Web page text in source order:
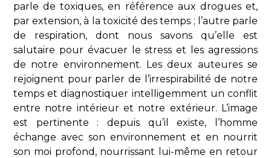
parle de toxiques, en référence aux drogues et,
par extension, à la toxicité des temps ; l’autre parle
de respiration, dont nous savons qu’elle est
salutaire pour évacuer le stress et les agressions
de notre environnement. Les deux auteures se
rejoignent pour parler de l’irrespirabilité de notre
temps et diagnostiquer intelligemment un conflit
entre notre intérieur et notre extérieur. L’image
est pertinente : depuis qu’il existe, l’homme
échange avec son environnement et en nourrit
son moi profond, nourrissant lui-même en retour